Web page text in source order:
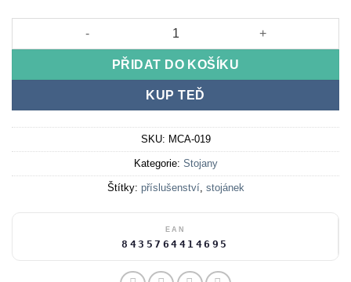
PŘIDAT DO KOŠÍKU
KUP TEĎ
SKU: MCA-019
Kategorie: Stojany
Štítky: příslušenství, stojánek
EAN
8435764414695